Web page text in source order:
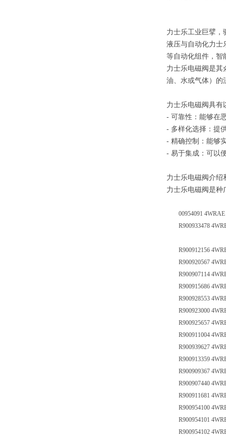
力士乐工业巨擘，
液压与自动化力士
等自动化组件，智
力士乐电磁阀是其
油、水或气体）的
力士乐电磁阀具有
- 可靠性：能够在
- 多样化选择：提
- 精确控制：能够
- 易于集成：可以
力士乐电磁阀介绍
力士乐电磁阀是种
00954091 4WRAE
R900933478
R900912156
R900920567
R900907114
R900915686
R900928553
R900923000
R900925657
R900911004
R900939627
R900913359
R900909367
R900907440
R900911681
R900954100
R900954101
R900954102